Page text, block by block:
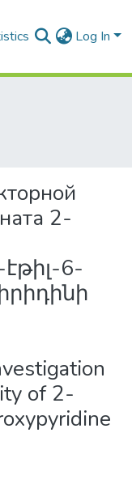
Log In
2-
էթիլ-6-
of 2-